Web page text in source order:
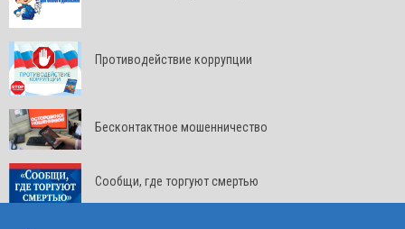
Противодействие коррупции
Бесконтактное мошенничество
Сообщи, где торгуют смертью